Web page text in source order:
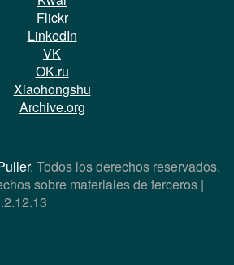
Flickr
LinkedIn
VK
OK.ru
Xiaohongshu
Archive.org
. Todos los derechos reservados.
sobre materiales de terceros |